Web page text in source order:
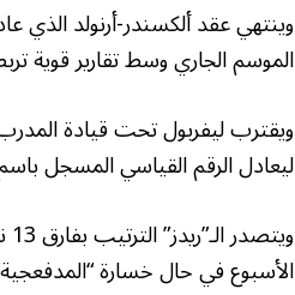
وينتهي عقد ألكسندر-أرنولد الذي
الموسم الجاري وسط تقارير قوية
ليعادل الرقم القياسي المسجل
الأسبوع في حال خسارة